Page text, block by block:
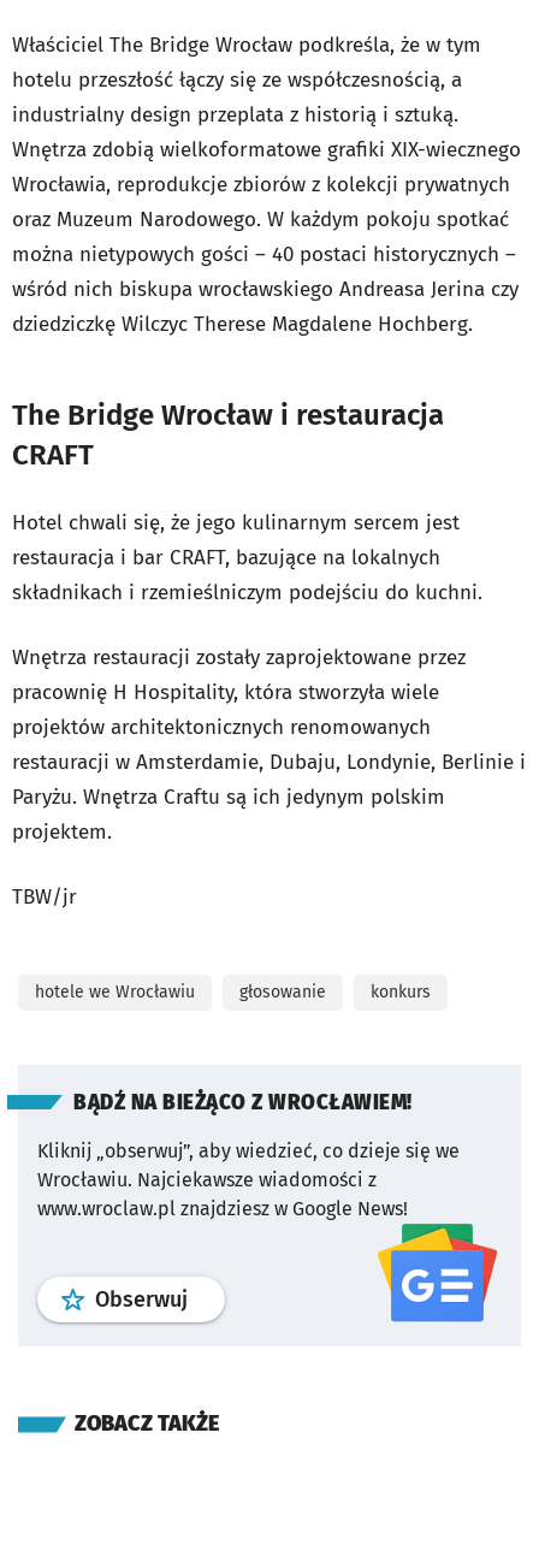
Właściciel The Bridge Wrocław podkreśla, że w tym
hotelu przeszłość łączy się ze współczesnością, a
industrialny design przeplata z historią i sztuką.
Wnętrza zdobią wielkoformatowe grafiki XIX-wiecznego
Wrocławia, reprodukcje zbiorów z kolekcji prywatnych
oraz Muzeum Narodowego. W każdym pokoju spotkać
można nietypowych gości – 40 postaci historycznych –
wśród nich biskupa wrocławskiego Andreasa Jerina czy
dziedziczkę Wilczyc Therese Magdalene Hochberg.
The Bridge Wrocław i restauracja
CRAFT
Hotel chwali się, że jego kulinarnym sercem jest
restauracja i bar CRAFT, bazujące na lokalnych
składnikach i rzemieślniczym podejściu do kuchni.
Wnętrza restauracji zostały zaprojektowane przez
pracownię H Hospitality, która stworzyła wiele
projektów architektonicznych renomowanych
restauracji w Amsterdamie, Dubaju, Londynie, Berlinie i
Paryżu. Wnętrza Craftu są ich jedynym polskim
projektem.
TBW/jr
hotele we Wrocławiu głosowanie konkurs
BĄDŹ NA BIEŻĄCO Z WROCŁAWIEM!
Kliknij „obserwuj”, aby wiedzieć, co dzieje się we
Wrocławiu. Najciekawsze wiadomości z
www.wroclaw.pl znajdziesz w Google News!
Obserwuj profil serwisu
ZOBACZ TAKŻE